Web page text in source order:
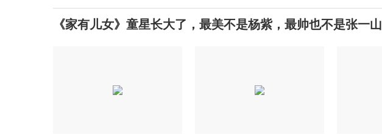
《家有儿女》童星长大了，最美不是杨紫，最帅也不是张一山